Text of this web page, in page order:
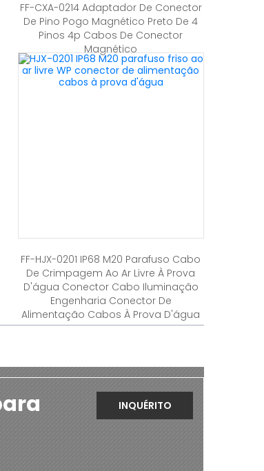
FF-CXA-0214 Adaptador De Conector
De Pino Pogo Magnético Preto De 4
Pinos 4p Cabos De Conector
Magnético
FF-HJX-0201 IP68 M20 Parafuso Cabo
De Crimpagem Ao Ar Livre À Prova
D'água Conector Cabo Iluminação
Engenharia Conector De
Alimentação Cabos À Prova D'água
INQUÉRITO